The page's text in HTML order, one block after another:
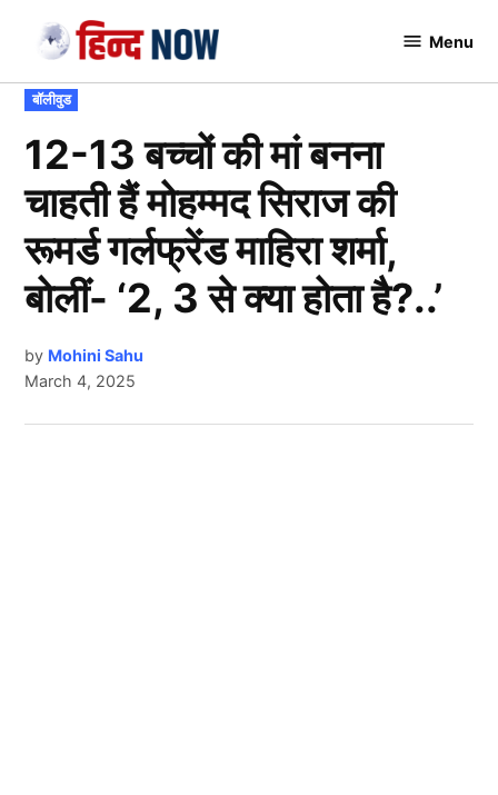
content
Menu
POSTED
IN
बॉलीवुड
12-13 बच्चों की मां बनना
चाहती हैं मोहम्मद सिराज की
रूमर्ड गर्लफ्रेंड माहिरा शर्मा,
बोलीं- ‘2, 3 से क्या होता है?..’
by Mohini Sahu
March 4, 2025